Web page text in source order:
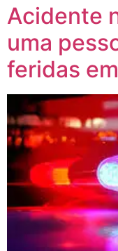
Acidente
uma
feridas